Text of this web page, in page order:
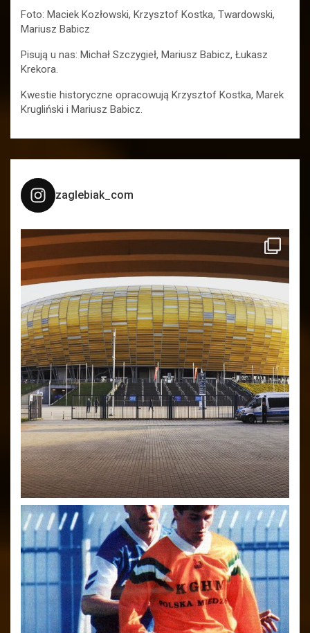
Foto: Maciek Kozłowski, Krzysztof Kostka, Twardowski,
Mariusz Babicz
Pisują u nas: Michał Szczygieł, Mariusz Babicz, Łukasz
Krekora.
Kwestie historyczne opracowują Krzysztof Kostka, Marek
Krugliński i Mariusz Babicz.
zaglebiak_com